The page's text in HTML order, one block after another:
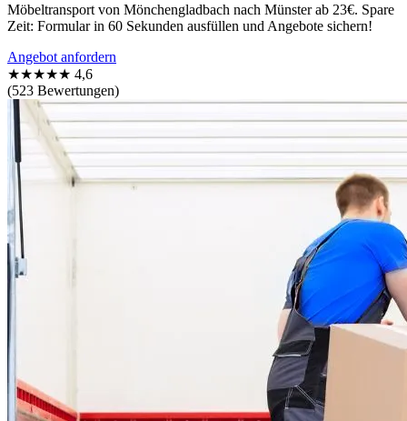
Möbeltransport von Mönchengladbach nach Münster ab 23€. Spare
Zeit: Formular in 60 Sekunden ausfüllen und Angebote sichern!
Angebot anfordern
★★★★★ 4,6
(523 Bewertungen)